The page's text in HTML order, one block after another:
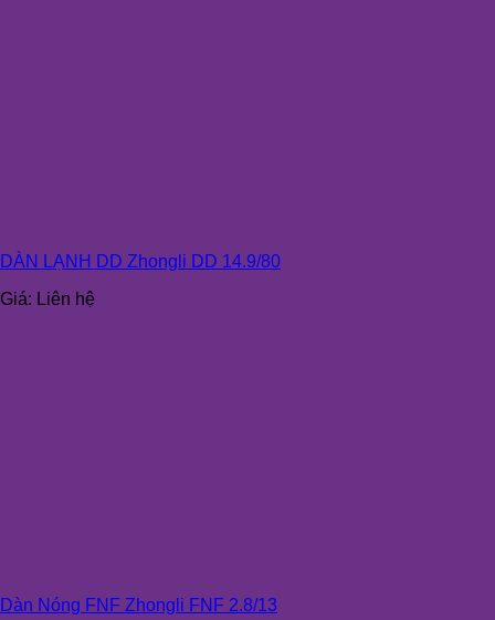
DÀN LẠNH DD Zhongli DD 14.9/80
Giá: Liên hệ
Dàn Nóng FNF Zhongli FNF 2.8/13